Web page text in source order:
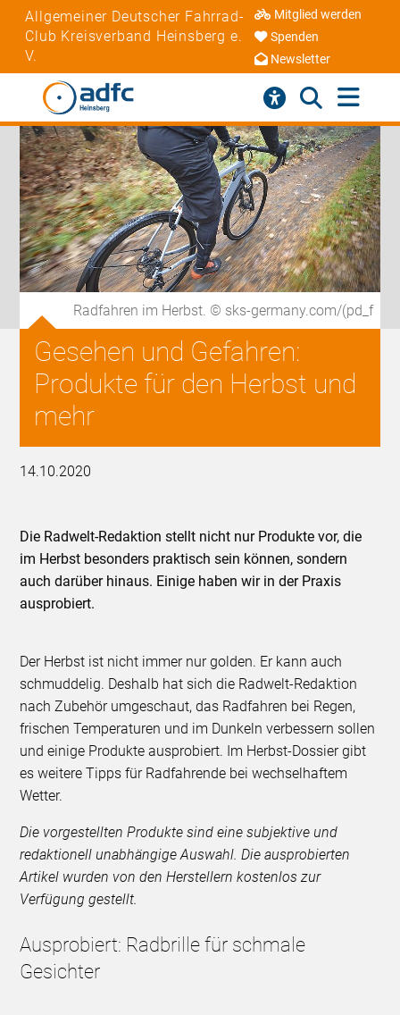
Allgemeiner Deutscher Fahrrad-
Club Kreisverband Heinsberg e.
V.
Mitglied werden
Spenden
Newsletter
Radfahren im Herbst. © sks-germany.com/(pd_f
Gesehen und Gefahren:
Produkte für den Herbst und
mehr
14.10.2020
Die Radwelt-Redaktion stellt nicht nur Produkte vor, die
im Herbst besonders praktisch sein können, sondern
auch darüber hinaus. Einige haben wir in der Praxis
ausprobiert.
Der Herbst ist nicht immer nur golden. Er kann auch
schmuddelig. Deshalb hat sich die Radwelt-Redaktion
nach Zubehör umgeschaut, das Radfahren bei Regen,
frischen Temperaturen und im Dunkeln verbessern sollen
und einige Produkte ausprobiert. Im Herbst-Dossier gibt
es weitere Tipps für Radfahrende bei wechselhaftem
Wetter.
Die vorgestellten Produkte sind eine subjektive und
redaktionell unabhängige Auswahl. Die ausprobierten
Artikel wurden von den Herstellern kostenlos zur
Verfügung gestellt.
Ausprobiert: Radbrille für schmale
Gesichter